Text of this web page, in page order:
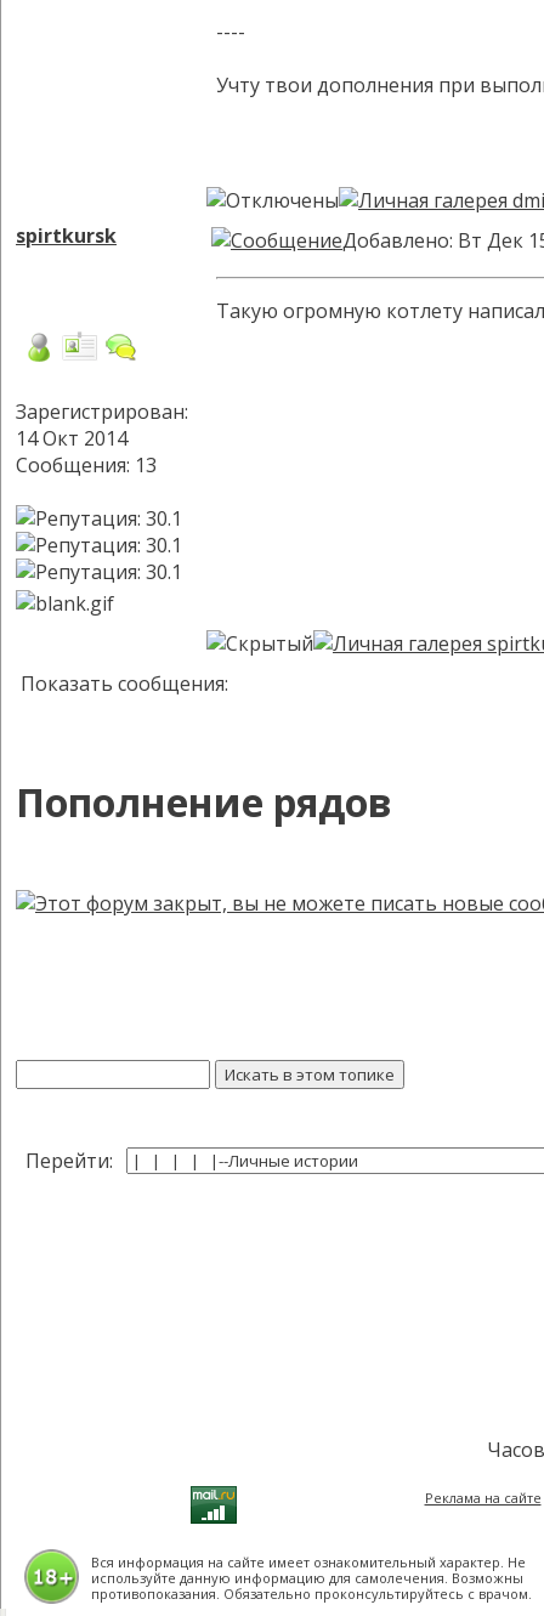
----
Учту твои дополнения при
spirtkursk
Зарегистрирован:
14 Окт 2014
Сообщения: 13
Добавлено: Вт Дек
Такую огромную котлету
Показать сообщения:
Пополнение рядов
Перейти:
Реклама на сайте
Вся информация на сайте имеет ознакомительный характер. Не
используйте данную информацию для самолечения. Возможны
противопоказания. Обязательно проконсультируйтесь с врачом.